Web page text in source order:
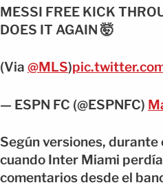
MESSI FREE KICK
DOES IT AGAIN 🤯
(Via @MLS)
— ESPN FC (@ESPNFC)
Según versiones, durante
cuando Inter Miami
comentarios desde el